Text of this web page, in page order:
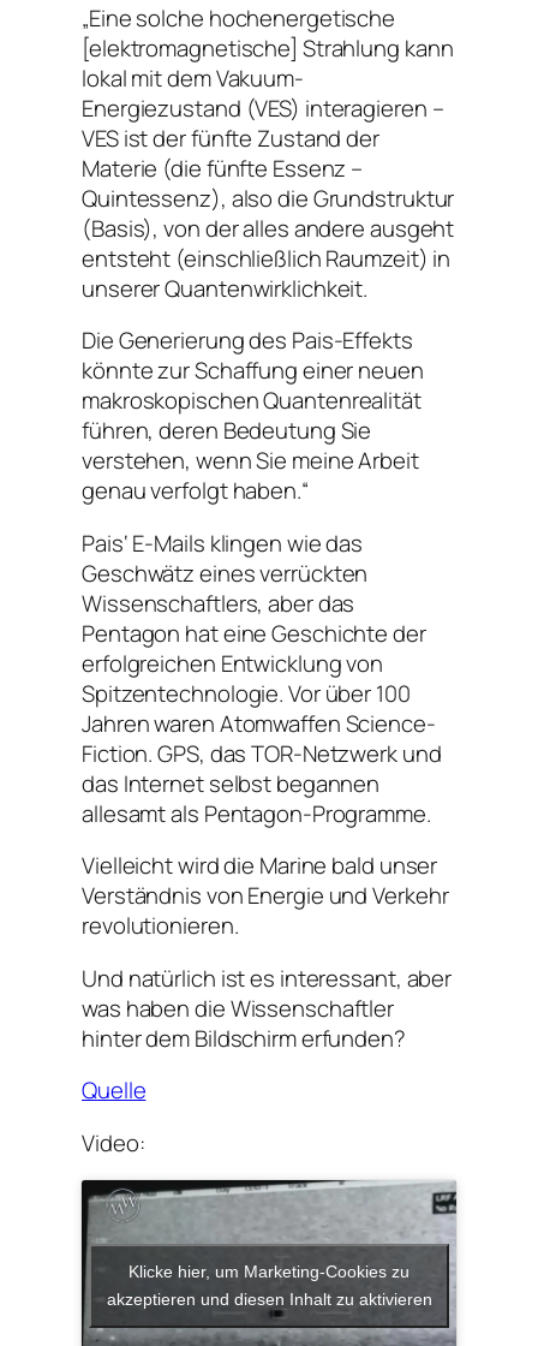
„Eine solche hochenergetische
[elektromagnetische] Strahlung kann
lokal mit dem Vakuum-
Energiezustand (VES) interagieren –
VES ist der fünfte Zustand der
Materie (die fünfte Essenz –
Quintessenz), also die Grundstruktur
(Basis), von der alles andere ausgeht
entsteht (einschließlich Raumzeit) in
unserer Quantenwirklichkeit.
Die Generierung des Pais-Effekts
könnte zur Schaffung einer neuen
makroskopischen Quantenrealität
führen, deren Bedeutung Sie
verstehen, wenn Sie meine Arbeit
genau verfolgt haben.“
Pais‘ E-Mails klingen wie das
Geschwätz eines verrückten
Wissenschaftlers, aber das
Pentagon hat eine Geschichte der
erfolgreichen Entwicklung von
Spitzentechnologie. Vor über 100
Jahren waren Atomwaffen Science-
Fiction. GPS, das TOR-Netzwerk und
das Internet selbst begannen
allesamt als Pentagon-Programme.
Vielleicht wird die Marine bald unser
Verständnis von Energie und Verkehr
revolutionieren.
Und natürlich ist es interessant, aber
was haben die Wissenschaftler
hinter dem Bildschirm erfunden?
Quelle
Video:
Klicke hier, um Marketing-Cookies zu
akzeptieren und diesen Inhalt zu aktivieren